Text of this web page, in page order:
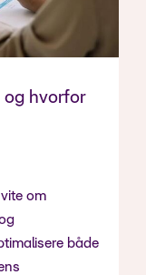
og hvorfor
om
både